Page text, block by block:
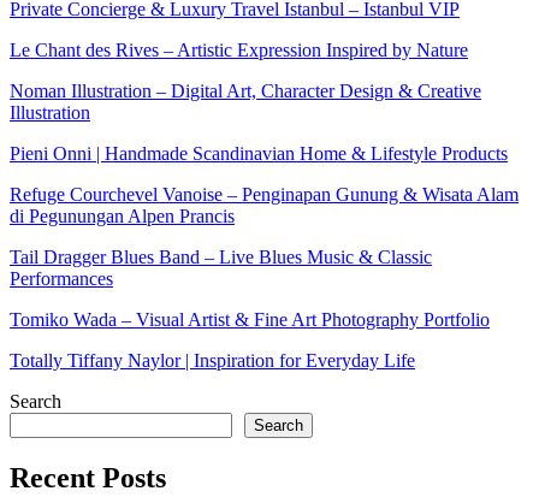
Private Concierge & Luxury Travel Istanbul – Istanbul VIP
Le Chant des Rives – Artistic Expression Inspired by Nature
Noman Illustration – Digital Art, Character Design & Creative
Illustration
Pieni Onni | Handmade Scandinavian Home & Lifestyle Products
Refuge Courchevel Vanoise – Penginapan Gunung & Wisata Alam
di Pegunungan Alpen Prancis
Tail Dragger Blues Band – Live Blues Music & Classic
Performances
Tomiko Wada – Visual Artist & Fine Art Photography Portfolio
Totally Tiffany Naylor | Inspiration for Everyday Life
Search
Search
Recent Posts